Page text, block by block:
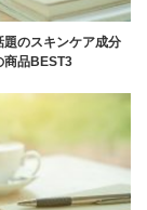
題のスキンケア成分
商品BEST3